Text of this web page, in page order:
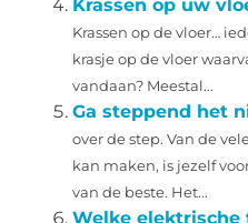
Krassen op uw
Krassen op de vloer…
krasje op de vloer
vandaan? Meestal...
Ga steppend het
over de step. Van de
kan maken, is jezelf
van de beste. Het...
Welke elektrische